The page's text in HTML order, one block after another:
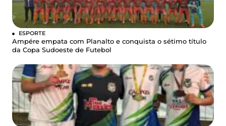
ESPORTE
Ampére empata com Planalto e conquista o sétimo título
da Copa Sudoeste de Futebol